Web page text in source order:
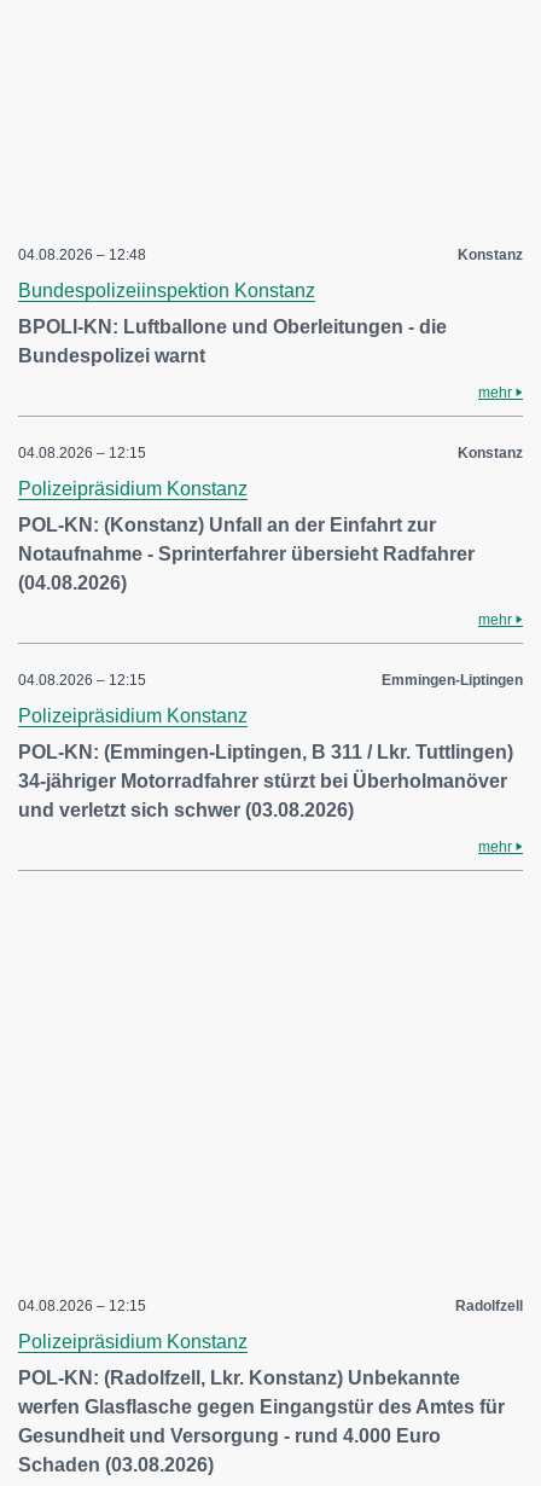
04.08.2026 – 12:48 Konstanz
Bundespolizeiinspektion Konstanz
BPOLI-KN: Luftballone und Oberleitungen - die
Bundespolizei warnt
mehr
04.08.2026 – 12:15 Konstanz
Polizeipräsidium Konstanz
POL-KN: (Konstanz) Unfall an der Einfahrt zur
Notaufnahme - Sprinterfahrer übersieht Radfahrer
(04.08.2026)
mehr
04.08.2026 – 12:15 Emmingen-Liptingen
Polizeipräsidium Konstanz
POL-KN: (Emmingen-Liptingen, B 311 / Lkr. Tuttlingen)
34-jähriger Motorradfahrer stürzt bei Überholmanöver
und verletzt sich schwer (03.08.2026)
mehr
04.08.2026 – 12:15 Radolfzell
Polizeipräsidium Konstanz
POL-KN: (Radolfzell, Lkr. Konstanz) Unbekannte
werfen Glasflasche gegen Eingangstür des Amtes für
Gesundheit und Versorgung - rund 4.000 Euro
Schaden (03.08.2026)